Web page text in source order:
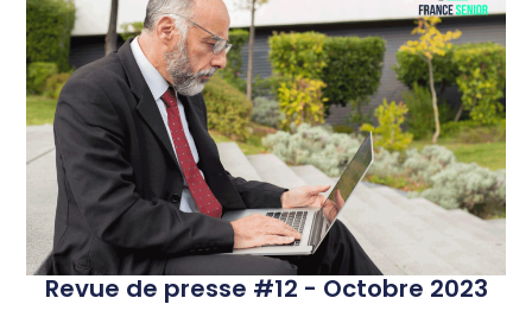
Revue de presse #12 - Octobre 2023